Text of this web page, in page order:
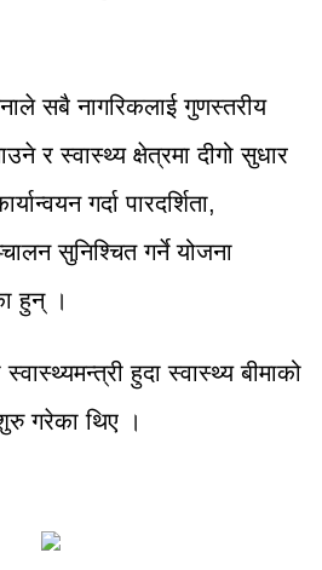
सबै नागरिकलाई गुणस्तरीय
र स्वास्थ्य क्षेत्रमा दीगो सुधार
गर्दा पारदर्शिता,
सुनिश्चित गर्ने योजना
हुन् ।
हुदा स्वास्थ्य बीमाको
गरेका थिए ।